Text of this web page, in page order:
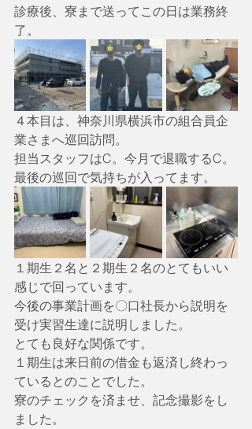
診療後、寮まで送ってこの日は業務終
了。
４本目は、神奈川県横浜市の組合員企
業さまへ巡回訪問。
担当スタッフはC。今月で退職するC。
最後の巡回で気持ちが入ってます。
１期生２名と２期生２名のとてもいい
感じで回っています。
今後の事業計画を〇口社長から説明を
受け実習生達に説明しました。
とても良好な関係です。
１期生は来日前の借金も返済し終わっ
ているとのことでした。
寮のチェックを済ませ、記念撮影をし
ました。